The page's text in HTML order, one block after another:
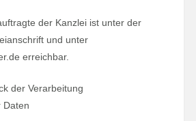
der Kanzlei ist unter der
und unter
erreichbar.
der Verarbeitung
Daten